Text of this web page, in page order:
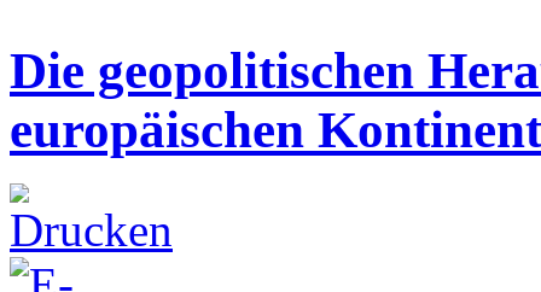
Die geopolitischen
europäischen Kontinent